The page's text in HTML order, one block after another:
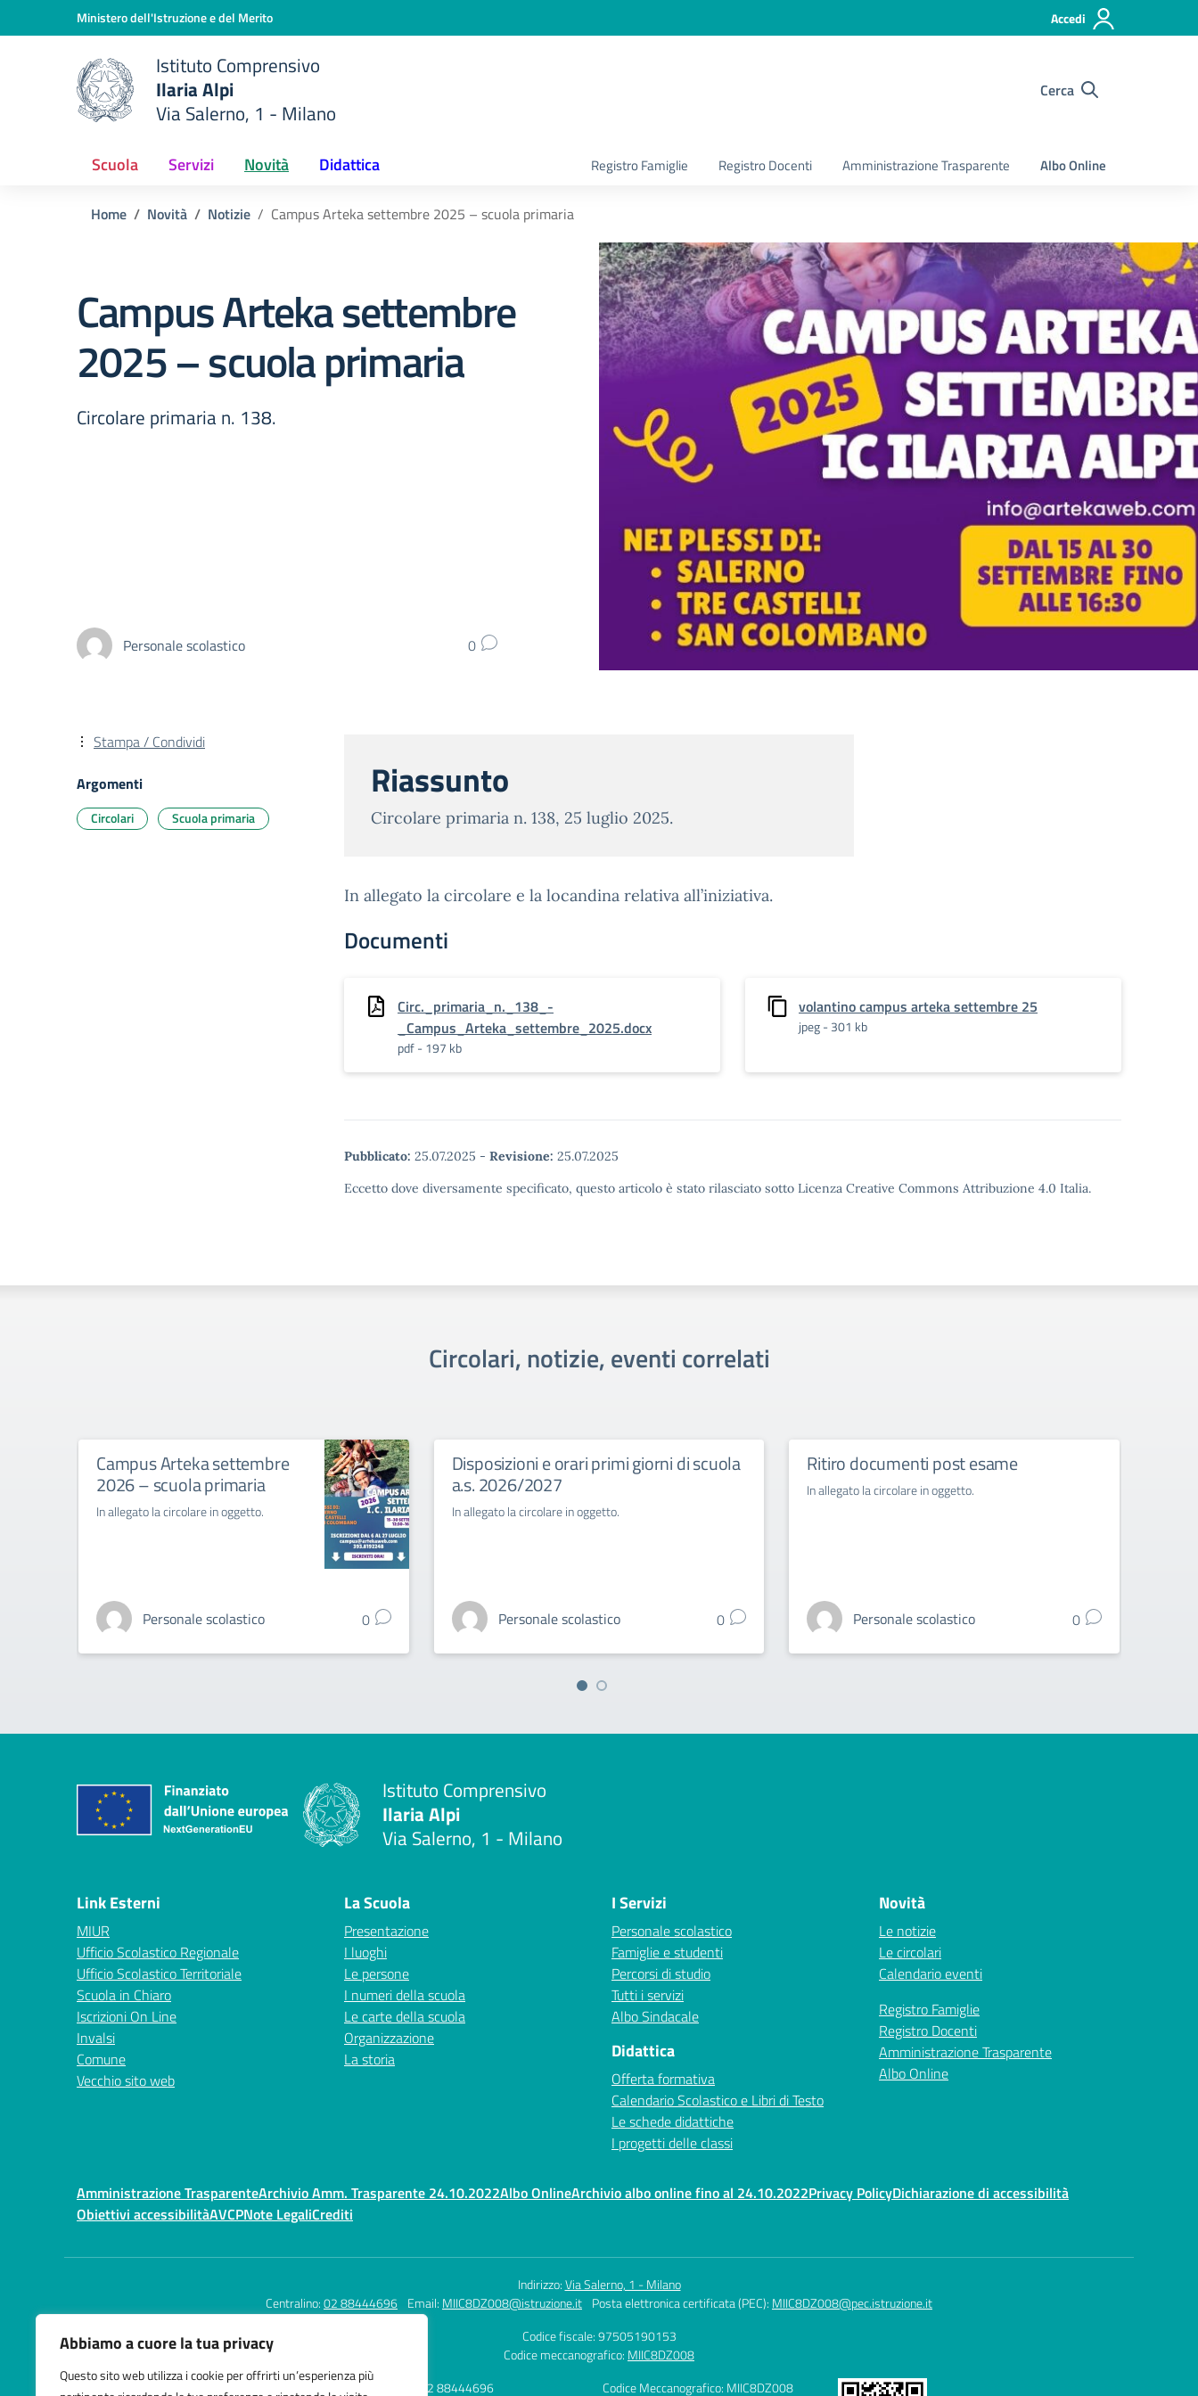
Abbiamo a cuore la tua privacy
Questo sito web utilizza i cookie per offrirti un’esperienza più
Vai ai contenuti
Vai al menu di navigazioneMinistero dell'Istruzione e del Merito Accedi
scuola
Istituto Comprensivo
Ilaria Alpi
Via Salerno, 1 - Milano
Cerca
Scuola Servizi Novità Didattica Registro Famiglie Registro Docenti Amministrazione Trasparente Albo Online
Home Novità Notizie Campus Arteka settembre 2025 – scuola primaria
Campus Arteka settembre
2025 – scuola primaria
Circolare primaria n. 138.
Personale scolastico 0
Riassunto
Circolare primaria n. 138, 25 luglio 2025.
In allegato la circolare e la locandina relativa all’iniziativa.
Documenti
Circ._primaria_n._138_-
_Campus_Arteka_settembre_2025.docx
pdf - 197 kb
volantino campus arteka settembre 25
jpeg - 301 kb
Pubblicato: 25.07.2025 - Revisione: 25.07.2025
Eccetto dove diversamente specificato, questo articolo è stato rilasciato sotto Licenza Creative Commons Attribuzione 4.0 Italia.
Stampa / Condividi
Argomenti
Circolari Scuola primaria
Circolari, notizie, eventi correlati
Campus Arteka settembre
2026 – scuola primaria
In allegato la circolare in oggetto.
Personale scolastico 0
Disposizioni e orari primi giorni di scuola
a.s. 2026/2027
In allegato la circolare in oggetto.
Personale scolastico 0
Ritiro documenti post esame
In allegato la circolare in oggetto.
Personale scolastico 0
Istituto Comprensivo
Ilaria Alpi
Via Salerno, 1 - Milano
Link Esterni
MIUR
Ufficio Scolastico Regionale
Ufficio Scolastico Territoriale
Scuola in Chiaro
Iscrizioni On Line
Invalsi
Comune
Vecchio sito web
La Scuola
Presentazione
I luoghi
Le persone
I numeri della scuola
Le carte della scuola
Organizzazione
La storia
I Servizi
Personale scolastico
Famiglie e studenti
Percorsi di studio
Tutti i servizi
Albo Sindacale
Didattica
Offerta formativa
Calendario Scolastico e Libri di Testo
Le schede didattiche
I progetti delle classi
Novità
Le notizie
Le circolari
Calendario eventi
Registro Famiglie
Registro Docenti
Amministrazione Trasparente
Albo Online
Amministrazione TrasparenteArchivio Amm. Trasparente 24.10.2022Albo OnlineArchivio albo online fino al 24.10.2022Privacy PolicyDichiarazione di accessibilità
Obiettivi accessibilitàAVCPNote LegaliCrediti
Indirizzo:Via Salerno, 1 - Milano
Centralino:02 88444696 Email: MIIC8DZ008@istruzione.it Posta elettronica certificata (PEC): MIIC8DZ008@pec.istruzione.it
Codice fiscale: 97505190153
Codice meccanografico: MIIC8DZ008
Istituto Comprensivo
Telefono: 02 88444696 Codice Meccanografico: MIIC8DZ008